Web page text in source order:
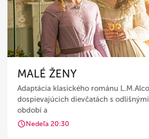
MALÉ ŽENY
Adaptácia klasického románu
dospievajúcich dievčatách s
období a
Nedeľa 20:30